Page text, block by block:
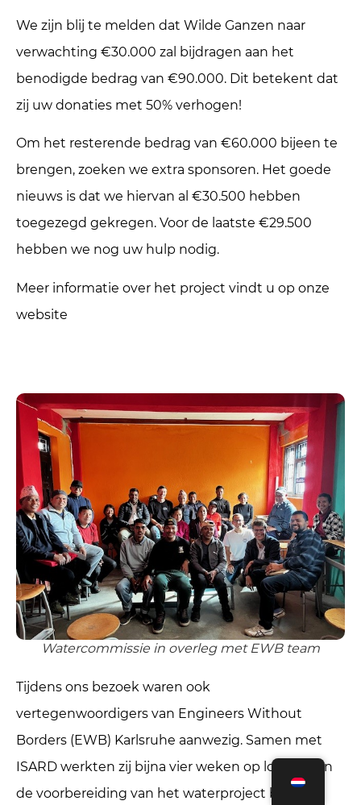
We zijn blij te melden dat Wilde Ganzen naar
verwachting €30.000 zal bijdragen aan het
benodigde bedrag van €90.000. Dit betekent dat
zij uw donaties met 50% verhogen!
Om het resterende bedrag van €60.000 bijeen te
brengen, zoeken we extra sponsoren. Het goede
nieuws is dat we hiervan al €30.500 hebben
toegezegd gekregen. Voor de laatste €29.500
hebben we nog uw hulp nodig.
Meer informatie over het project vindt u op onze
website
Watercommissie in overleg met EWB team
Tijdens ons bezoek waren ook
vertegenwoordigers van Engineers Without
Borders (EWB) Karlsruhe aanwezig. Samen met
ISARD werkten zij bijna vier weken op locatie aan
de voorbereiding van het waterproject binnen